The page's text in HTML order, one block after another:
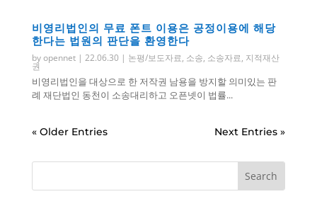
비영리법인의 무료 폰트 이용은 공정이용에 해당
한다는 법원의 판단을 환영한다
byopennet| 22.06.30 | 논평/보도자료, 소송, 소송자료, 지적재산
권
비영리법인을 대상으로 한 저작권 남용을 방지할 의미있는 판
례 재단법인 동천이 소송대리하고 오픈넷이 법률...
« Older Entries Next Entries »